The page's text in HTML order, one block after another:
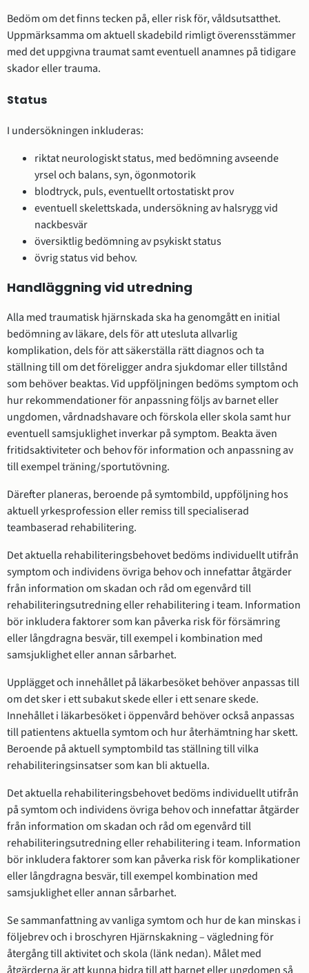
Bedöm om det finns tecken på, eller risk för, våldsutsatthet.
Uppmärksamma om aktuell skadebild rimligt överensstämmer
med det uppgivna traumat samt eventuell anamnes på tidigare
skador eller trauma.
Status
I undersökningen inkluderas:
riktat neurologiskt status, med bedömning avseende
yrsel och balans, syn, ögonmotorik
blodtryck, puls, eventuellt ortostatiskt prov
eventuell skelettskada, undersökning av halsrygg vid
nackbesvär
översiktlig bedömning av psykiskt status
övrig status vid behov.
Handläggning vid utredning
Alla med traumatisk hjärnskada ska ha genomgått en initial
bedömning av läkare, dels för att utesluta allvarlig
komplikation, dels för att säkerställa rätt diagnos och ta
ställning till om det föreligger andra sjukdomar eller tillstånd
som behöver beaktas. Vid uppföljningen bedöms symptom och
hur rekommendationer för anpassning följs av barnet eller
ungdomen, vårdnadshavare och förskola eller skola samt hur
eventuell samsjuklighet inverkar på symptom. Beakta även
fritidsaktiviteter och behov för information och anpassning av
till exempel träning/sportutövning.
Därefter planeras, beroende på symtombild, uppföljning hos
aktuell yrkesprofession eller remiss till specialiserad
teambaserad rehabilitering.
Det aktuella rehabiliteringsbehovet bedöms individuellt utifrån
symptom och individens övriga behov och innefattar åtgärder
från information om skadan och råd om egenvård till
rehabiliteringsutredning eller rehabilitering i team. Information
bör inkludera faktorer som kan påverka risk för försämring
eller långdragna besvär, till exempel i kombination med
samsjuklighet eller annan sårbarhet.
Upplägget och innehållet på läkarbesöket behöver anpassas till
om det sker i ett subakut skede eller i ett senare skede.
Innehållet i läkarbesöket i öppenvård behöver också anpassas
till patientens aktuella symtom och hur återhämtning har skett.
Beroende på aktuell symptombild tas ställning till vilka
rehabiliteringsinsatser som kan bli aktuella.
Det aktuella rehabiliteringsbehovet bedöms individuellt utifrån
på symtom och individens övriga behov och innefattar åtgärder
från information om skadan och råd om egenvård till
rehabiliteringsutredning eller rehabilitering i team. Information
bör inkludera faktorer som kan påverka risk för komplikationer
eller långdragna besvär, till exempel kombination med
samsjuklighet eller annan sårbarhet.
Se sammanfattning av vanliga symtom och hur de kan minskas i
följebrev och i broschyren Hjärnskakning – vägledning för
återgång till aktivitet och skola (länk nedan). Målet med